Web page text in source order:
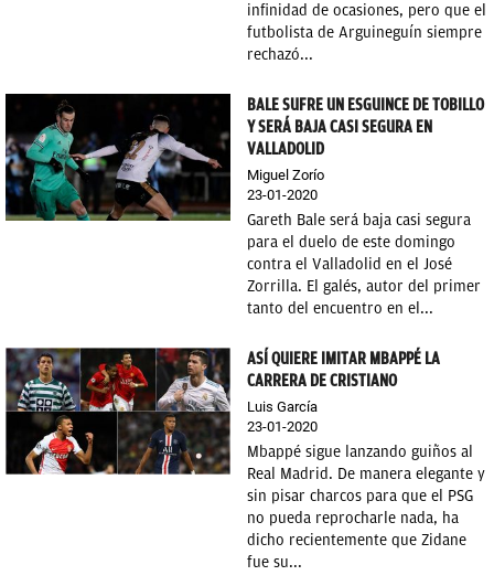
infinidad de ocasiones, pero que el
futbolista de Arguineguín siempre
rechazó...
BALE SUFRE UN ESGUINCE DE TOBILLO
Y SERÁ BAJA CASI SEGURA EN
VALLADOLID
Miguel Zorío
23-01-2020
Gareth Bale será baja casi segura
para el duelo de este domingo
contra el Valladolid en el José
Zorrilla. El galés, autor del primer
tanto del encuentro en el...
ASÍ QUIERE IMITAR MBAPPÉ LA
CARRERA DE CRISTIANO
Luis García
23-01-2020
Mbappé sigue lanzando guiños al
Real Madrid. De manera elegante y
sin pisar charcos para que el PSG
no pueda reprocharle nada, ha
dicho recientemente que Zidane
fue su...